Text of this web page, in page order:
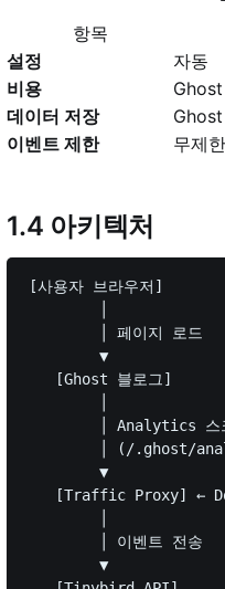
항목
설정
자동
비용
데이터 저장
이벤트 제한
무제한
1.4 아키텍처
[사용자 브라우저]
        │ 페이지 로드
        ▼
   [Ghost 블로그]
│ Analytics 스
│ (/.ghost/
        ▼
[Traffic Proxy] ←
        │ 이벤트 전송
        ▼